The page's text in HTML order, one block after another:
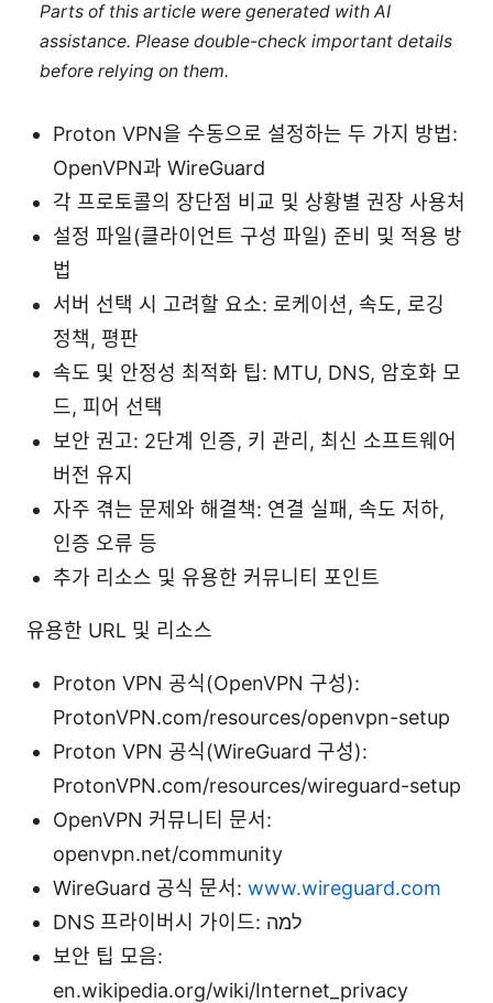
Parts of this article were generated with AI
assistance. Please double-check important details
before relying on them.
Proton VPN을 수동으로 설정하는 두 가지 방법:
OpenVPN과 WireGuard
각 프로토콜의 장단점 비교 및 상황별 권장 사용처
설정 파일(클라이언트 구성 파일) 준비 및 적용 방
법
서버 선택 시 고려할 요소: 로케이션, 속도, 로깅
정책, 평판
속도 및 안정성 최적화 팁: MTU, DNS, 암호화 모
드, 피어 선택
보안 권고: 2단계 인증, 키 관리, 최신 소프트웨어
버전 유지
자주 겪는 문제와 해결책: 연결 실패, 속도 저하,
인증 오류 등
추가 리소스 및 유용한 커뮤니티 포인트
유용한 URL 및 리소스
Proton VPN 공식(OpenVPN 구성):
ProtonVPN.com/resources/openvpn-setup
Proton VPN 공식(WireGuard 구성):
ProtonVPN.com/resources/wireguard-setup
OpenVPN 커뮤니티 문서:
openvpn.net/community
WireGuard 공식 문서: www.wireguard.com
DNS 프라이버시 가이드: למה
보안 팁 모음:
en.wikipedia.org/wiki/Internet_privacy